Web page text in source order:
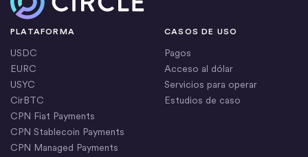
PLATAFORMA
USDC
EURC
USYC
CirBTC
CPN Fiat Payments
CPN Stablecoin Payments
CPN Managed Payments
CASOS DE USO
Pagos
Acceso al dólar
Servicios para operar
Estudios de caso